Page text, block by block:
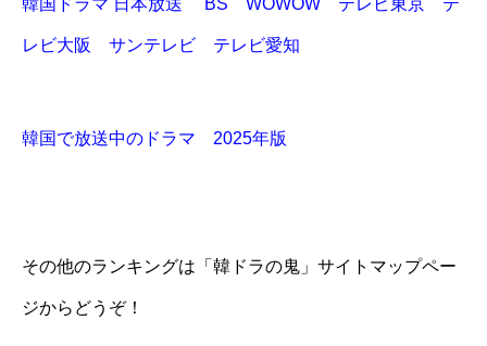
韓国ドラマ 日本放送 BS WOWOW テレビ東京 テ
レビ大阪 サンテレビ テレビ愛知
韓国で放送中のドラマ 2025年版
その他のランキングは「韓ドラの鬼」サイトマップペー
ジからどうぞ！